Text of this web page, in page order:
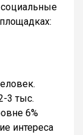
3 тыс.
6%
интереса